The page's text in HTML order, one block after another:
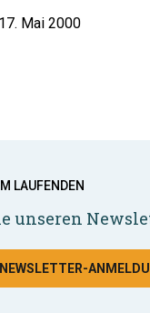
Mai 2000
LAUFENDEN
unseren